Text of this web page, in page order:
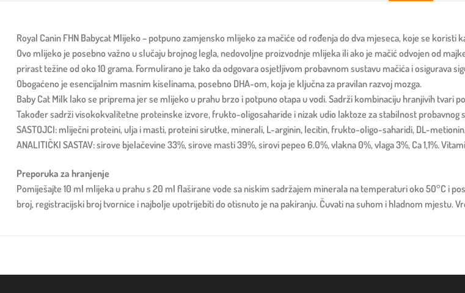
Royal Canin FHN Babycat Mlijeko – potpuno zamjensko mlijeko za mačiće od rođenja do dva mjeseca, koje se
Ovo mlijeko je posebno važno u slučaju brojnog legla, nedovoljne proizvodnje mlijeka ili ako je mačić odvojen od
prirast težine od oko 10 grama. Formulirano je tako da odgovara osjetljivom probavnom sustavu mačića i osigurava
Obogaćeno je esencijalnim masnim kiselinama, posebno DHA-om, koja je ključna za pravilan razvoj mozga.
Baby Cat Milk lako se priprema jer se mlijeko u prahu brzo i potpuno otapa u vodi. Sadrži kombinaciju hranjivih tvari
Također sadrži visokokvalitetne proteinske izvore, frukto-oligosaharide i nizak udio laktoze za stabilnost probavnog
SASTOJCI: mliječni proteini, ulja i masti, proteini sirutke, minerali, L-arginin, lecitin, frukto-oligo-saharidi, DL-
ANALITIČKI SASTAV: sirove bjelačevine 33%, sirove masti 39%, sirovi pepeo 6.0%, vlakna 0%, vlaga 3%, Ca 1,1%.
Preporuka za hranjenje
Pomiješajte 10 ml mlijeka u prahu s 20 ml flaširane vode sa niskim sadržajem minerala na temperaturi oko 50°C i
broj, registracijski broj tvornice i najbolje upotrijebiti do otisnuto je na pakiranju. Čuvati na suhom i hladnom mjestu.